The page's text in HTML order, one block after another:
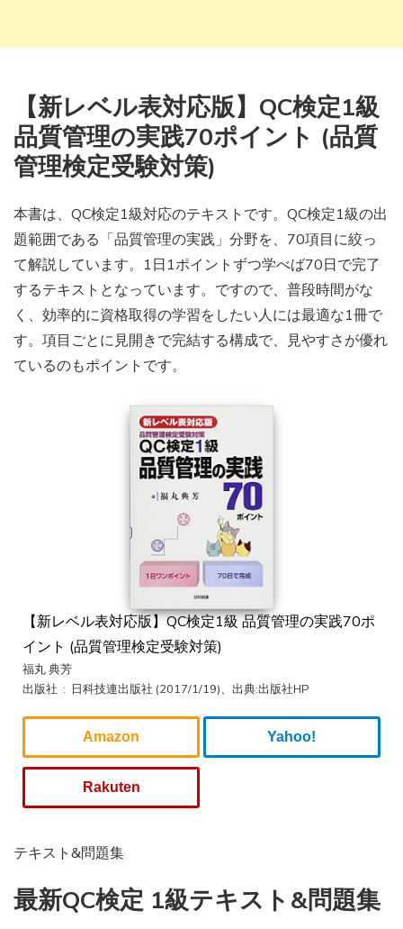
【新レベル表対応版】QC検定1級
品質管理の実践70ポイント (品質
管理検定受験対策)
本書は、QC検定1級対応のテキストです。QC検定1級の出
題範囲である「品質管理の実践」分野を、70項目に絞っ
て解説しています。1日1ポイントずつ学べば70日で完了
するテキストとなっています。ですので、普段時間がな
く、効率的に資格取得の学習をしたい人には最適な1冊で
す。項目ごとに見開きで完結する構成で、見やすさが優れ
ているのもポイントです。
【新レベル表対応版】QC検定1級 品質管理の実践70ポ
イント (品質管理検定受験対策)
福丸 典芳
出版社 ‏ : ‎ 日科技連出版社 (2017/1/19)、出典:出版社HP
Amazon Yahoo!
Rakuten
テキスト&問題集
最新QC検定 1級テキスト&問題集